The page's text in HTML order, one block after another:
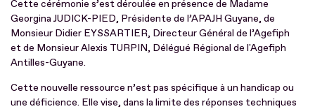
Cette cérémonie s’est déroulée en présence de Madame
Georgina JUDICK-PIED, Présidente de l’APAJH Guyane, de
Monsieur Didier EYSSARTIER, Directeur Général de l’Agefiph
et de Monsieur Alexis TURPIN, Délégué Régional de l'Agefiph
Antilles-Guyane.
Cette nouvelle ressource n’est pas spécifique à un handicap ou
une déficience. Elle vise, dans la limite des réponses techniques